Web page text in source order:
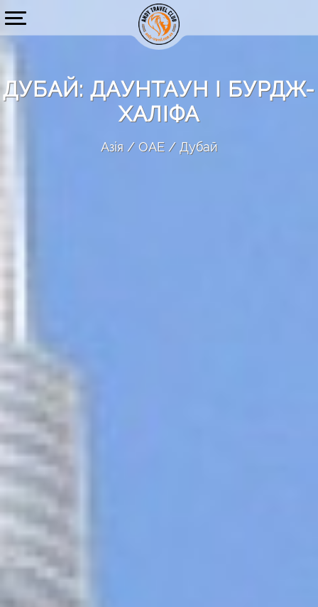
ДУБАЙ: ДАУНТАУН І БУРДЖ-
ХАЛІФА
Азія ОАЕ Дубай